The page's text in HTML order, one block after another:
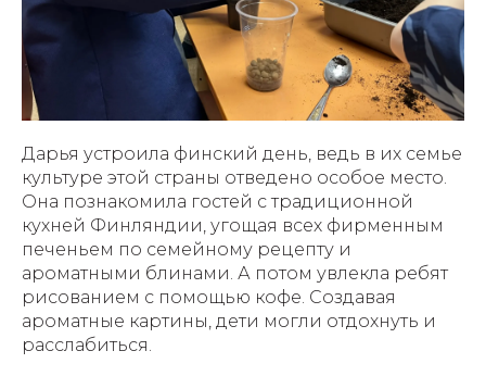
Дарья устроила финский день, ведь в их семье
культуре этой страны отведено особое место.
Она познакомила гостей с традиционной
кухней Финляндии, угощая всех фирменным
печеньем по семейному рецепту и
ароматными блинами. А потом увлекла ребят
рисованием с помощью кофе. Создавая
ароматные картины, дети могли отдохнуть и
расслабиться.